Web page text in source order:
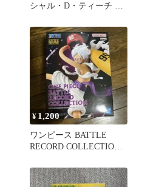
シャル・D・ティーチ フ
¥ 1,200
ワンピース BATTLE
RECORD COLLECTION